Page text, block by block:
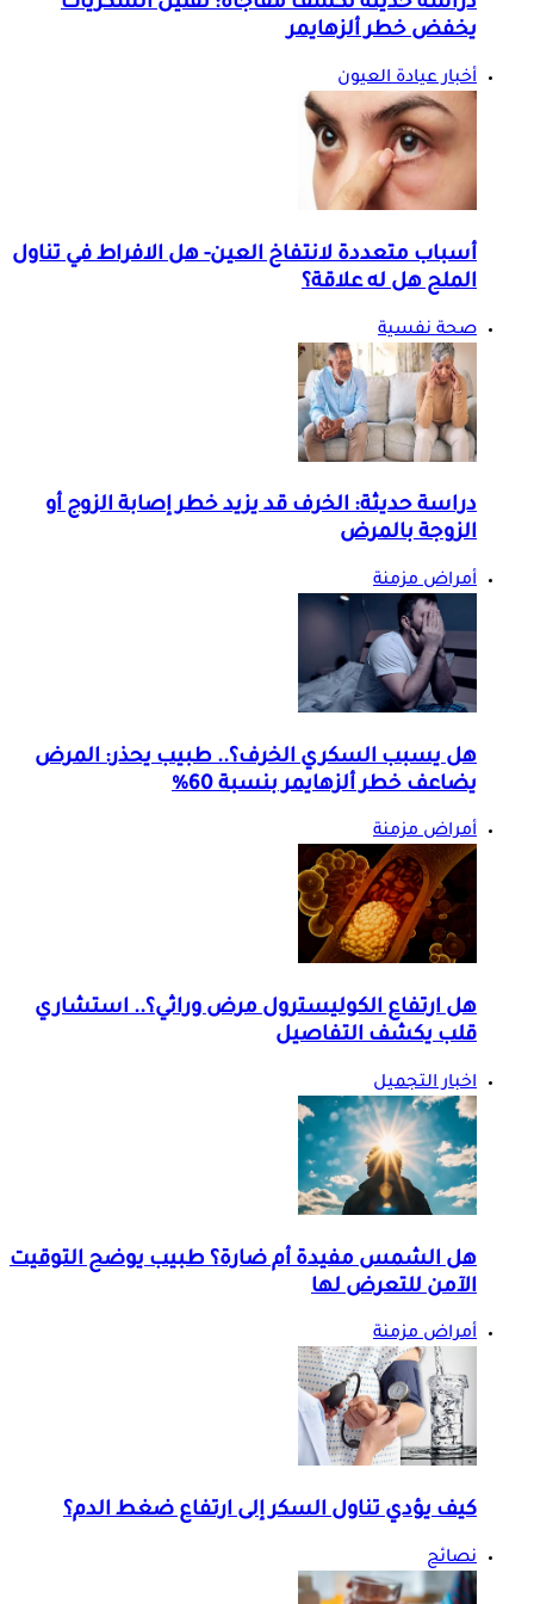
دراسة حديثة تكشف مفاجأة: تقليل السكريات
يخفض خطر ألزهايمر
أخبار عيادة العيون
أسباب متعددة لانتفاخ العين- هل الافراط في تناول
الملح هل له علاقة؟
صحة نفسية
دراسة حديثة: الخرف قد يزيد خطر إصابة الزوج أو
الزوجة بالمرض
أمراض مزمنة
هل يسبب السكري الخرف؟.. طبيب يحذر: المرض
يضاعف خطر ألزهايمر بنسبة 60%
أمراض مزمنة
هل ارتفاع الكوليسترول مرض وراثي؟.. استشاري
قلب يكشف التفاصيل
اخبار التجميل
هل الشمس مفيدة أم ضارة؟ طبيب يوضح التوقيت
الآمن للتعرض لها
أمراض مزمنة
كيف يؤدي تناول السكر إلى ارتفاع ضغط الدم؟
نصائح